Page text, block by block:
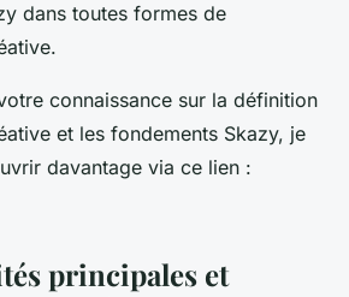
dans toutes formes de
connaissance sur la définition
et les fondements Skazy, je
davantage via ce lien :
principales et